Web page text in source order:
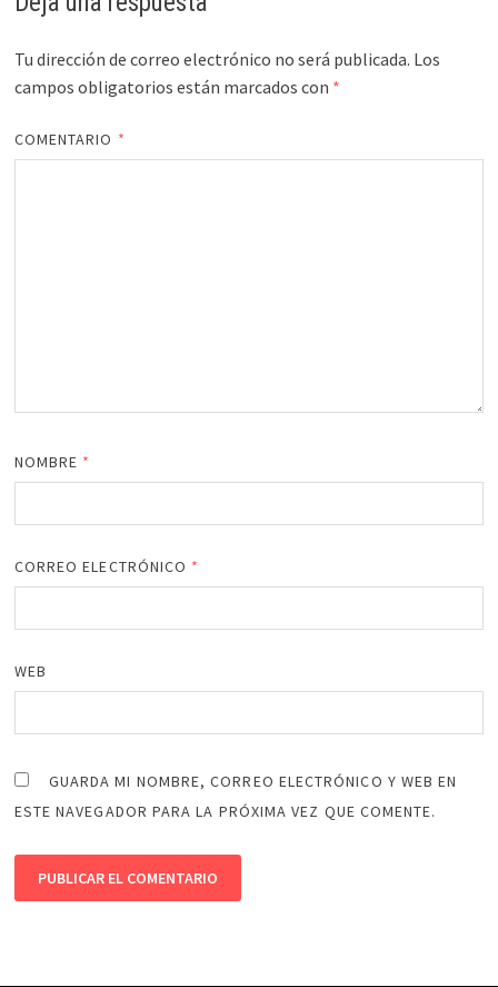
Tu dirección de correo electrónico no será publicada. Los
campos obligatorios están marcados con *
COMENTARIO *
NOMBRE *
CORREO ELECTRÓNICO *
WEB
GUARDA MI NOMBRE, CORREO ELECTRÓNICO Y WEB EN
ESTE NAVEGADOR PARA LA PRÓXIMA VEZ QUE COMENTE.